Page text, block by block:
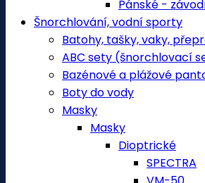
Pánské -
Šnorchlování, vodní sporty
Batohy, tašky, vaky,
ABC sety (šnorchlovací
Bazénové a plážové
Boty do vody
Masky
Masky
Dioptrické
SPECTRA